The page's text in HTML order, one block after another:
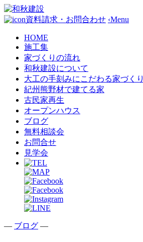
資料請求・お問合わせ ‹Menu
HOME
施工集
家づくりの流れ
和秋建設について
大工の手刻みにこだわる家づくり
紀州熊野材で建てる家
古民家再生
オープンハウス
ブログ
無料相談会
お問合せ
見学会
— ブログ —